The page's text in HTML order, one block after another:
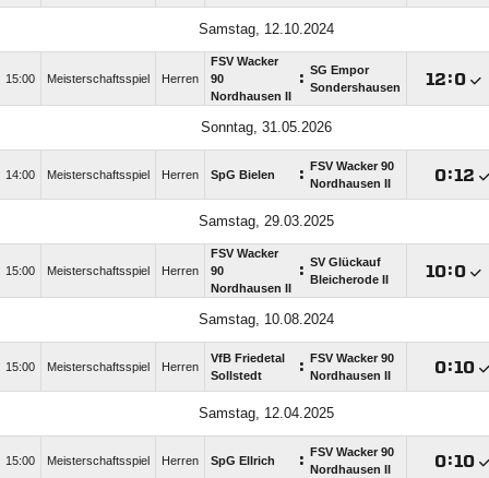
Samstag, 12.10.2024
15:00 Meisterschaftsspiel Herren
FSV Wacker
90
Nordhausen II
: SG Empor
Sondershausen
:
Sonntag, 31.05.2026
14:00 Meisterschaftsspiel Herren SpG Bielen :
FSV Wacker 90
Nordhausen II
:
Samstag, 29.03.2025
15:00 Meisterschaftsspiel Herren
FSV Wacker
90
Nordhausen II
: SV Glückauf
Bleicherode II
:
Samstag, 10.08.2024
15:00 Meisterschaftsspiel Herren
VfB Friedetal
Sollstedt
:
FSV Wacker 90
Nordhausen II
:
Samstag, 12.04.2025
15:00 Meisterschaftsspiel Herren SpG Ellrich :
FSV Wacker 90
Nordhausen II
: